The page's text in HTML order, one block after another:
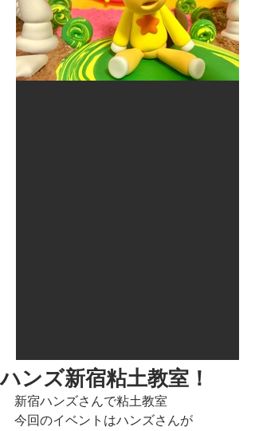
ハンズ新宿粘土教室！
新宿ハンズさんで粘土教室
今回のイベントはハンズさんが